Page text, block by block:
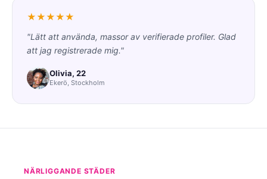
★★★★★
"Lätt att använda, massor av verifierade profiler. Glad
att jag registrerade mig."
Olivia, 22
Ekerö, Stockholm
NÄRLIGGANDE STÄDER